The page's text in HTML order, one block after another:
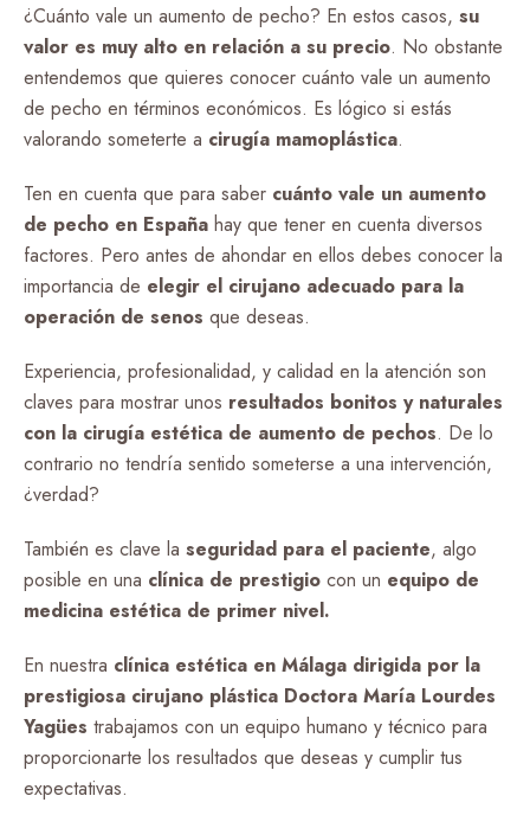
¿Cuánto vale un aumento de pecho? En estos casos, su
valor es muy alto en relación a su precio. No obstante
entendemos que quieres conocer cuánto vale un aumento
de pecho en términos económicos. Es lógico si estás
valorando someterte a cirugía mamoplástica.
Ten en cuenta que para saber cuánto vale un aumento
de pecho en España hay que tener en cuenta diversos
factores. Pero antes de ahondar en ellos debes conocer la
importancia de elegir el cirujano adecuado para la
operación de senos que deseas.
Experiencia, profesionalidad, y calidad en la atención son
claves para mostrar unos resultados bonitos y naturales
con la cirugía estética de aumento de pechos. De lo
contrario no tendría sentido someterse a una intervención,
¿verdad?
También es clave la seguridad para el paciente, algo
posible en una clínica de prestigio con un equipo de
medicina estética de primer nivel.
En nuestra clínica estética en Málaga dirigida por la
prestigiosa cirujano plástica Doctora María Lourdes
Yagües trabajamos con un equipo humano y técnico para
proporcionarte los resultados que deseas y cumplir tus
expectativas.